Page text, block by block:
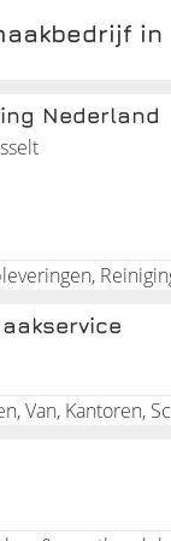
plaats op
het
goed welk
in
Nederland
Van, Kantoren,